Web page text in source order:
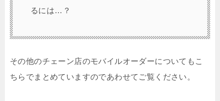
るには…？
その他のチェーン店のモバイルオーダーについてもこ
ちらでまとめていますのであわせてご覧ください。